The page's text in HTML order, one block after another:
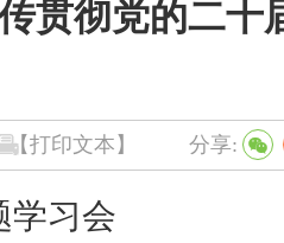
贯彻党的二十
【打印文本】 分享:
学习会